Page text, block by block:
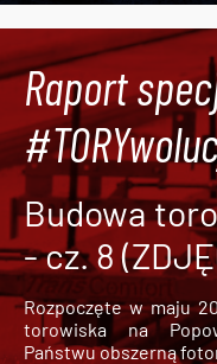
Raport
Budowa
- cz. 8
Rozpoczęte w maju
torowiska na
Państwu obszerną